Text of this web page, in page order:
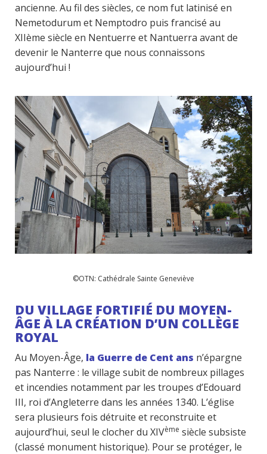
ancienne. Au fil des siècles, ce nom fut latinisé en
Nemetodurum et Nemptodro puis francisé au
XIIème siècle en Nentuerre et Nantuerra avant de
devenir le Nanterre que nous connaissons
aujourd’hui !
©OTN: Cathédrale Sainte Geneviève
DU VILLAGE FORTIFIÉ DU MOYEN-
ÂGE À LA CRÉATION D’UN COLLÈGE
ROYAL
Au Moyen-Âge, la Guerre de Cent ans n’épargne
pas Nanterre : le village subit de nombreux pillages
et incendies notamment par les troupes d’Edouard
III, roi d’Angleterre dans les années 1340. L’église
sera plusieurs fois détruite et reconstruite et
aujourd’hui, seul le clocher du XIVème siècle subsiste
(classé monument historique). Pour se protéger, le